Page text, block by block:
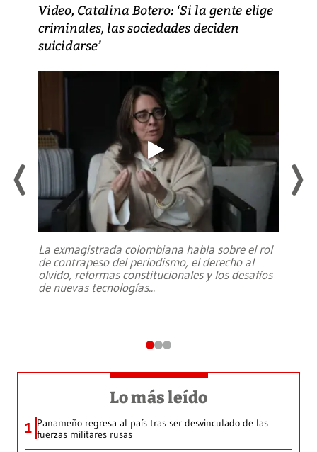
Video, Catalina Botero: ‘Si la gente elige
criminales, las sociedades deciden
suicidarse’
La exmagistrada colombiana habla sobre el rol
de contrapeso del periodismo, el derecho al
olvido, reformas constitucionales y los desafíos
de nuevas tecnologías...
Lo más leído
1 Panameño regresa al país tras ser desvinculado de las
fuerzas militares rusas